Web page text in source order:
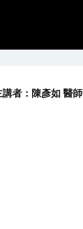
講者：陳彥如 醫師